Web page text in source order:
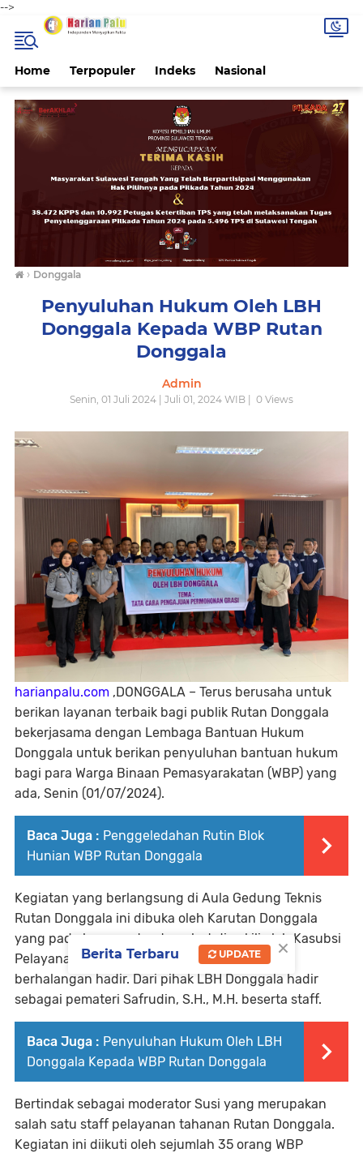
-->
Home Terpopuler Indeks Nasional
› Donggala
Penyuluhan Hukum Oleh LBH
Donggala Kepada WBP Rutan
Donggala
Admin
Senin, 01 Juli 2024 | Juli 01, 2024 WIB | 0 Views
harianpalu.com ,DONGGALA – Terus berusaha untuk
berikan layanan terbaik bagi publik Rutan Donggala
bekerjasama dengan Lembaga Bantuan Hukum
Donggala untuk berikan penyuluhan bantuan hukum
bagi para Warga Binaan Pemasyarakatan (WBP) yang
ada, Senin (01/07/2024).
Baca Juga : Penggeledahan Rutin Blok
Hunian WBP Rutan Donggala
Kegiatan yang berlangsung di Aula Gedung Teknis
Rutan Donggala ini dibuka oleh Karutan Donggala
yang pada kesempatan tersebut diwakili oleh Kasubsi
Pelayanan Tahanan, Moh. Fuad dikarenakan
berhalangan hadir. Dari pihak LBH Donggala hadir
sebagai pemateri Safrudin, S.H., M.H. beserta staff.
Baca Juga : Penyuluhan Hukum Oleh LBH
Donggala Kepada WBP Rutan Donggala
Bertindak sebagai moderator Susi yang merupakan
salah satu staff pelayanan tahanan Rutan Donggala.
Kegiatan ini diikuti oleh sejumlah 35 orang WBP
×
Berita Terbaru UPDATE